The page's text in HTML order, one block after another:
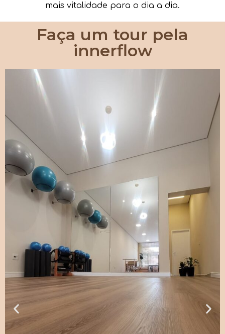
mais vitalidade para o dia a dia.
Faça um tour pela
innerflow